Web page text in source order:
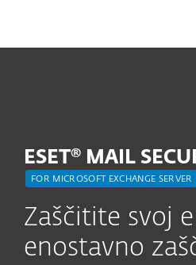
ESET® MAIL
FOR MICROSOFT EXCHANGE SERVER
Zaščitite svoj
enostavno